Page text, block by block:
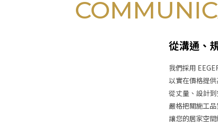
從溝通、
我們採用
以實在價格提
從丈量、設計
嚴格把關施工
讓您的居家空